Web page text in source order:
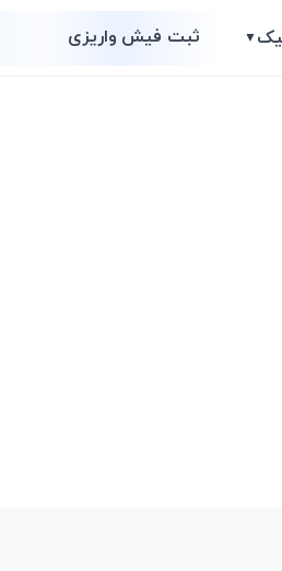
▼ ثبت فیش واریزی